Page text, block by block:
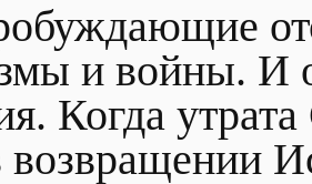
и войны. И
Когда